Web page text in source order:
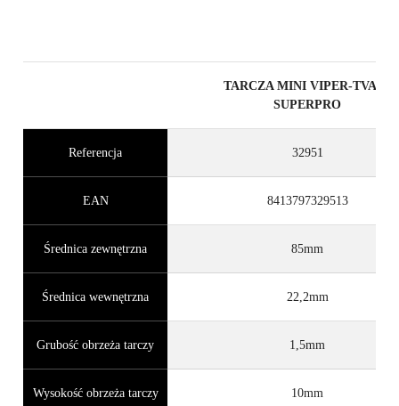
TARCZA MINI VIPER-TVA 85
SUPERPRO
Referencja 32951
EAN 8413797329513
Średnica zewnętrzna 85mm
Średnica wewnętrzna 22,2mm
Grubość obrzeża tarczy 1,5mm
Wysokość obrzeża tarczy 10mm